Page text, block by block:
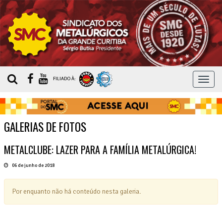
MENU
FILIADO À:
GALERIAS DE FOTOS
METALCLUBE: LAZER PARA A FAMÍLIA METALÚRGICA!
06 de junho de 2018
Por enquanto não há conteúdo nesta galeria.